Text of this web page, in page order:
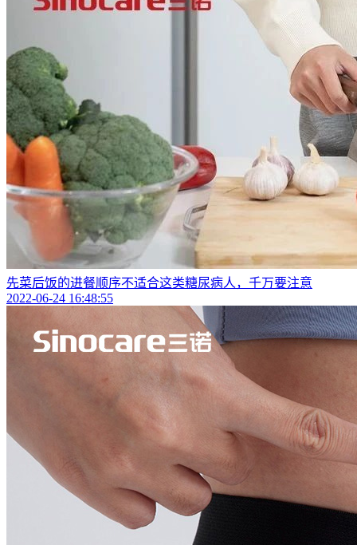
先菜后饭的进餐顺序不适合这类糖尿病人，千万要注意
2022-06-24 16:48:55